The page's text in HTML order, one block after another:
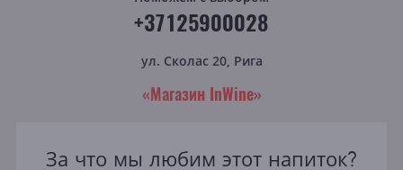
+37125900028
ул. Сколас 20, Рига
«Магазин InWine»
За что мы любим этот напиток?